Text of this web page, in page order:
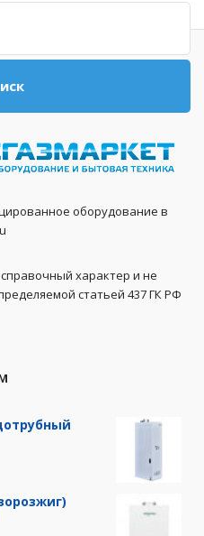
оборудование в
характер и не
статьей 437 ГК РФ